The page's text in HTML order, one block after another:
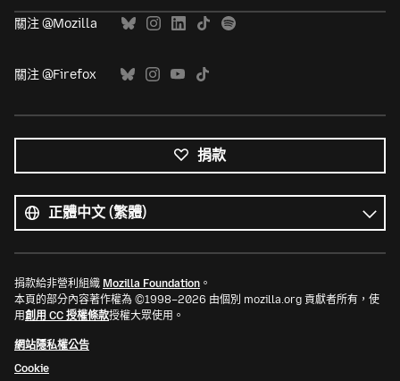
關注 @Mozilla
關注 @Firefox
捐款
有
語
言
語
言
捐款給非營利組織 Mozilla Foundation 。
本頁的部分內容著作權為 ©1998–2026 由個別 mozilla.org 貢獻者所有，使
用創用 CC 授權條款授權大眾使用。
網站隱私權公告
Cookie